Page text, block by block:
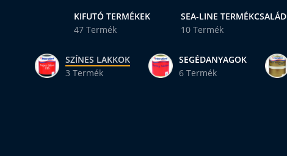
KIFUTÓ TERMÉKEK
47 Termék
SEA-LINE TERMÉKCSALÁD
10 Termék
SZÍNES LAKKOK
3 Termék
SEGÉDANYAGOK
6 Termék